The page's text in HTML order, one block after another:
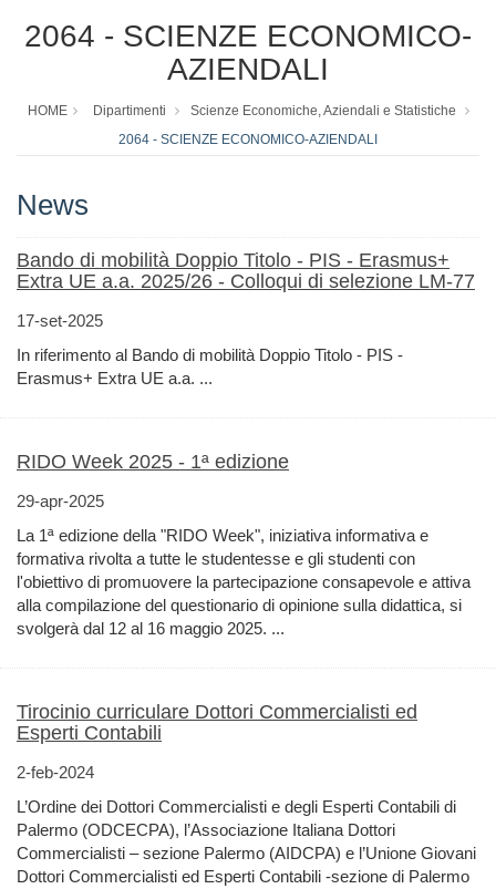
2064 - SCIENZE ECONOMICO-
AZIENDALI
HOME Dipartimenti
Scienze Economiche, Aziendali e Statistiche
2064 - SCIENZE ECONOMICO-AZIENDALI
News
Bando di mobilità Doppio Titolo - PIS - Erasmus+
Extra UE a.a. 2025/26 - Colloqui di selezione LM-77
17-set-2025
In riferimento al Bando di mobilità Doppio Titolo - PIS -
Erasmus+ Extra UE a.a. ...
RIDO Week 2025 - 1ª edizione
29-apr-2025
La 1ª edizione della "RIDO Week", iniziativa informativa e
formativa rivolta a tutte le studentesse e gli studenti con
l'obiettivo di promuovere la partecipazione consapevole e attiva
alla compilazione del questionario di opinione sulla didattica, si
svolgerà dal 12 al 16 maggio 2025. ...
Tirocinio curriculare Dottori Commercialisti ed
Esperti Contabili
2-feb-2024
L’Ordine dei Dottori Commercialisti e degli Esperti Contabili di
Palermo (ODCECPA), l’Associazione Italiana Dottori
Commercialisti – sezione Palermo (AIDCPA) e l’Unione Giovani
Dottori Commercialisti ed Esperti Contabili -sezione di Palermo